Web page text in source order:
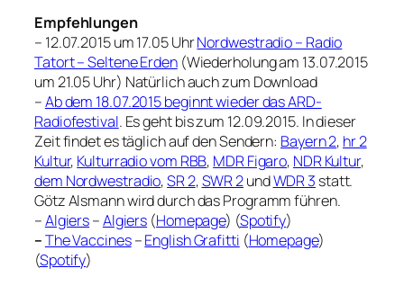
Empfehlungen
– 12.07.2015 um 17.05 UhrNordwestradio – Radio
Tatort – Seltene Erden(Wiederholung am 13.07.2015
um 21.05 Uhr) Natürlich auch zum Download
–Ab dem 18.07.2015 beginnt wieder das ARD-
Radiofestival. Es geht bis zum 12.09.2015. In dieser
Zeit findet es täglich auf den Sendern: Bayern 2, hr 2
Kultur, Kulturradio vom RBB, MDR Figaro, NDR Kultur,
dem Nordwestradio,SR 2,SWR 2undWDR 3 statt.
Götz Alsmann wird durch das Programm führen.
–Algiers–Algiers (Homepage) (Spotify)
–The Vaccines–English Grafitti (Homepage)
(Spotify)